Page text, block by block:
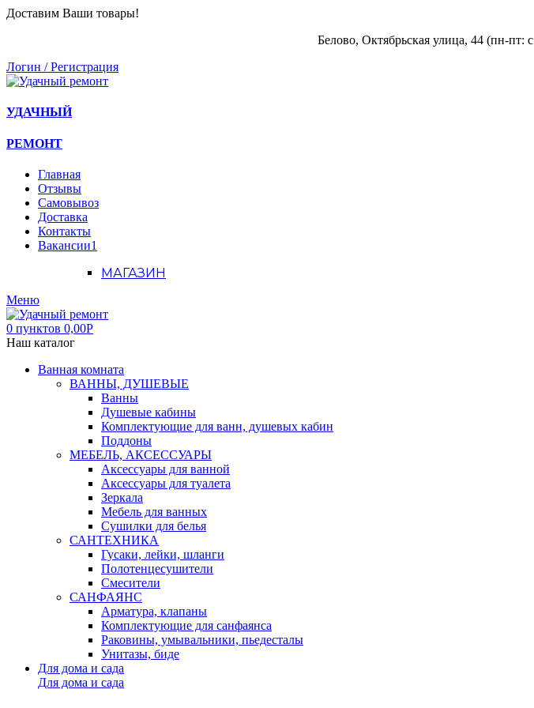
Доставим Ваши товары!
Белово, Октябрьская улица, 44 (пн-пт: с
Логин / Регистрация
УДАЧНЫЙ
РЕМОНТ
Главная
Отзывы
Самовывоз
Доставка
Контакты
Вакансии1
МАГАЗИН
Меню
0 пунктов 0,00Р
Наш каталог
Ванная комната
ВАННЫ, ДУШЕВЫЕ
Ванны
Душевые кабины
Комплектующие для ванн, душевых кабин
Поддоны
МЕБЕЛЬ, АКСЕССУАРЫ
Аксессуары для ванной
Аксессуары для туалета
Зеркала
Мебель для ванных
Сушилки для белья
САНТЕХНИКА
Гусаки, лейки, шланги
Полотенцесушители
Смесители
САНФАЯНС
Арматура, клапаны
Комплектующие для санфаянса
Раковины, умывальники, пьедесталы
Унитазы, биде
Для дома и сада
Для дома и сада